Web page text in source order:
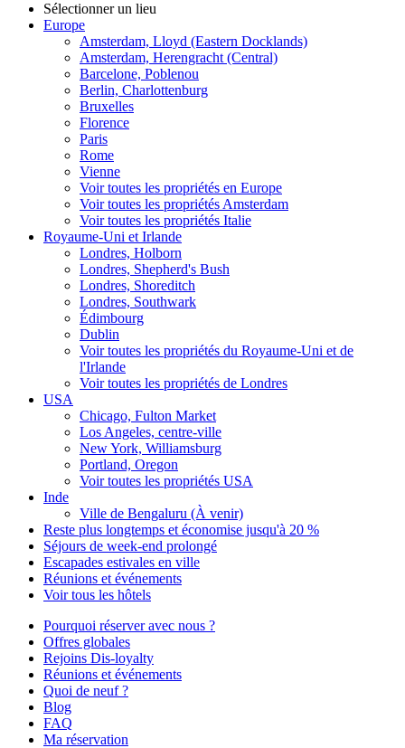
Sélectionner un lieu
Europe
Amsterdam, Lloyd (Eastern Docklands)
Amsterdam, Herengracht (Central)
Barcelone, Poblenou
Berlin, Charlottenburg
Bruxelles
Florence
Paris
Rome
Vienne
Voir toutes les propriétés en Europe
Voir toutes les propriétés Amsterdam
Voir toutes les propriétés Italie
Royaume-Uni et Irlande
Londres, Holborn
Londres, Shepherd's Bush
Londres, Shoreditch
Londres, Southwark
Édimbourg
Dublin
Voir toutes les propriétés du Royaume-Uni et de
l'Irlande
Voir toutes les propriétés de Londres
USA
Chicago, Fulton Market
Los Angeles, centre-ville
New York, Williamsburg
Portland, Oregon
Voir toutes les propriétés USA
Inde
Ville de Bengaluru (À venir)
Reste plus longtemps et économise jusqu'à 20 %
Séjours de week-end prolongé
Escapades estivales en ville
Réunions et événements
Voir tous les hôtels
Pourquoi réserver avec nous ?
Offres globales
Rejoins Dis-loyalty
Réunions et événements
Quoi de neuf ?
Blog
FAQ
Ma réservation